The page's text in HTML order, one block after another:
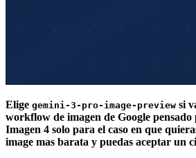
Elige gemini-3-pro-image-preview si
workflow de imagen de Google
Imagen 4 solo para el caso en que
image mas barata y puedas aceptar un